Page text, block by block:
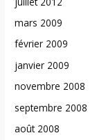
mars 2009
février 2009
janvier 2009
novembre 2008
septembre 2008
août 2008